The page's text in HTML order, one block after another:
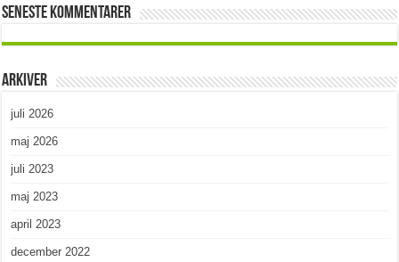
Seneste kommentarer
Arkiver
juli 2026
maj 2026
juli 2023
maj 2023
april 2023
december 2022